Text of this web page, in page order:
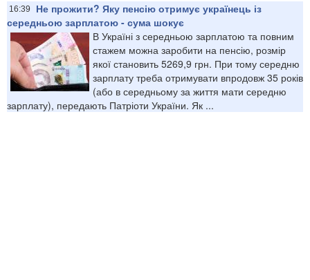
16:39
Не прожити? Яку пенсію отримує українець із
середньою зарплатою - сума шокує
В Україні з середньою зарплатою та повним
стажем можна заробити на пенсію, розмір
якої становить 5269,9 грн. При тому середню
зарплату треба отримувати впродовж 35 років
(або в середньому за життя мати середню
зарплату), передають Патріоти України. Як ...